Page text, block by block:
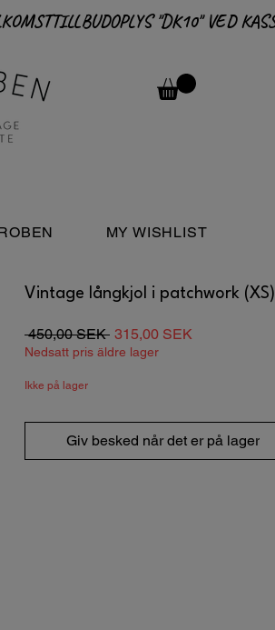
MY WISHLIST
Vintage långkjol i patchwork (XS)
450,00 SEK Regulær
pris
315,00 SEK
Nedsatt pris äldre lager
Ikke på lager
Giv besked når det er på lager